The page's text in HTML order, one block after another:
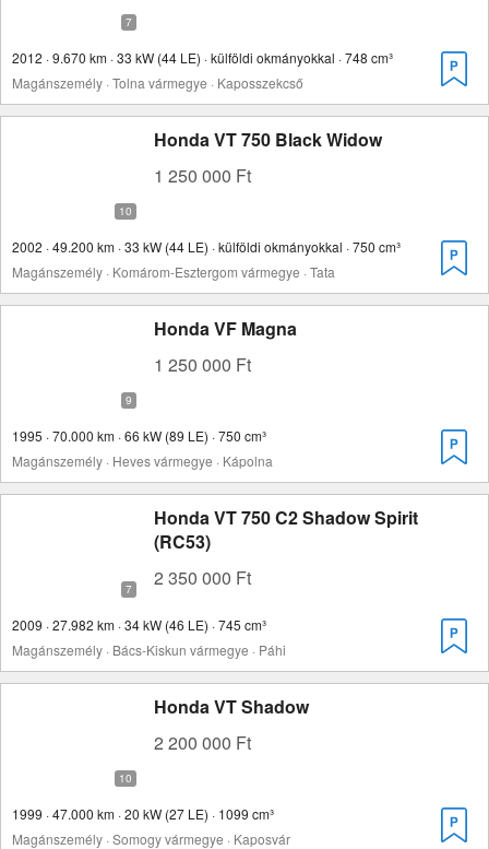
2012 · 9.670 km · 33 kW (44 LE) · külföldi okmányokkal · 748 cm³
Magánszemély · Tolna vármegye · Kaposszekcső
Honda VT 750 Black Widow
1 250 000 Ft
2002 · 49.200 km · 33 kW (44 LE) · külföldi okmányokkal · 750 cm³
Magánszemély · Komárom-Esztergom vármegye · Tata
Honda VF Magna
1 250 000 Ft
1995 · 70.000 km · 66 kW (89 LE) · 750 cm³
Magánszemély · Heves vármegye · Kápolna
Honda VT 750 C2 Shadow Spirit
(RC53)
2 350 000 Ft
2009 · 27.982 km · 34 kW (46 LE) · 745 cm³
Magánszemély · Bács-Kiskun vármegye · Páhi
Honda VT Shadow
2 200 000 Ft
1999 · 47.000 km · 20 kW (27 LE) · 1099 cm³
Magánszemély · Somogy vármegye · Kaposvár